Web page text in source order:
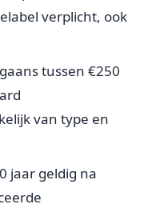
verplicht, ook
tussen €250
van type en
jaar geldig na